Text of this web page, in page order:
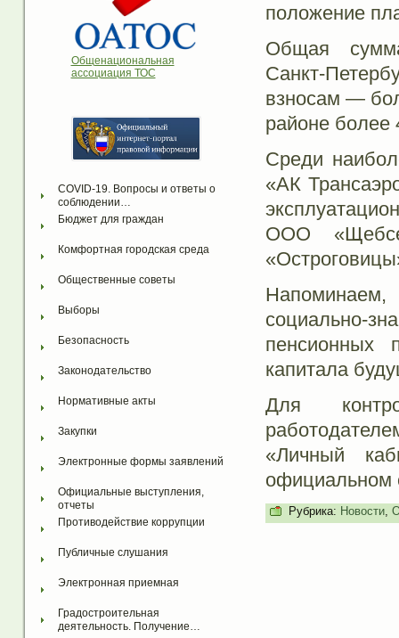
Общенациональная
ассоциация ТОС
COVID-19. Вопросы и ответы о
соблюдении…
Бюджет для граждан
Комфортная городская среда
Общественные советы
Выборы
Безопасность
Законодательство
Нормативные акты
Закупки
Электронные формы заявлений
Официальные выступления,
отчеты
Противодействие коррупции
Публичные слушания
Электронная приемная
Градостроительная
деятельность. Получение…
положение
Общая
Санкт-
взносам —
районе более
Среди
«АК
ООО
Напоминаем,
социально-
пенсионных
капитала
Для
«Личный
официальном
Рубрика: Новости,